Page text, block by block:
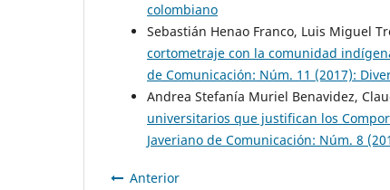
colombiano
Sebastián Henao Franco, Luis Miguel
cortometraje con la comunidad
de Comunicación: Núm. 11 (2017):
Andrea Stefanía Muriel Benavidez,
universitarios que justifican los
Javeriano de Comunicación: Núm. 8
Anterior